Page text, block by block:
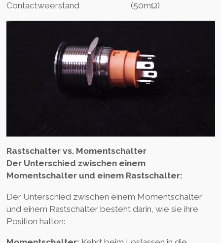
Contactweerstand (50mΩ)
Rastschalter vs. Momentschalter
Der Unterschied zwischen einem
Momentschalter und einem Rastschalter:
Der Unterschied zwischen einem Momentschalter
und einem Rastschalter besteht darin, wie sie ihre
Position halten: